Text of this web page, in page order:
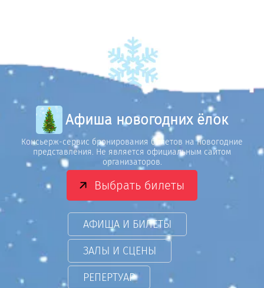
Афиша новогодних ёлок
Консьерж-сервис бронирования билетов на новогодние
представления. Не является официальным сайтом
организаторов.
Выбрать билеты
АФИША И БИЛЕТЫ
ЗАЛЫ И СЦЕНЫ
РЕПЕРТУАР